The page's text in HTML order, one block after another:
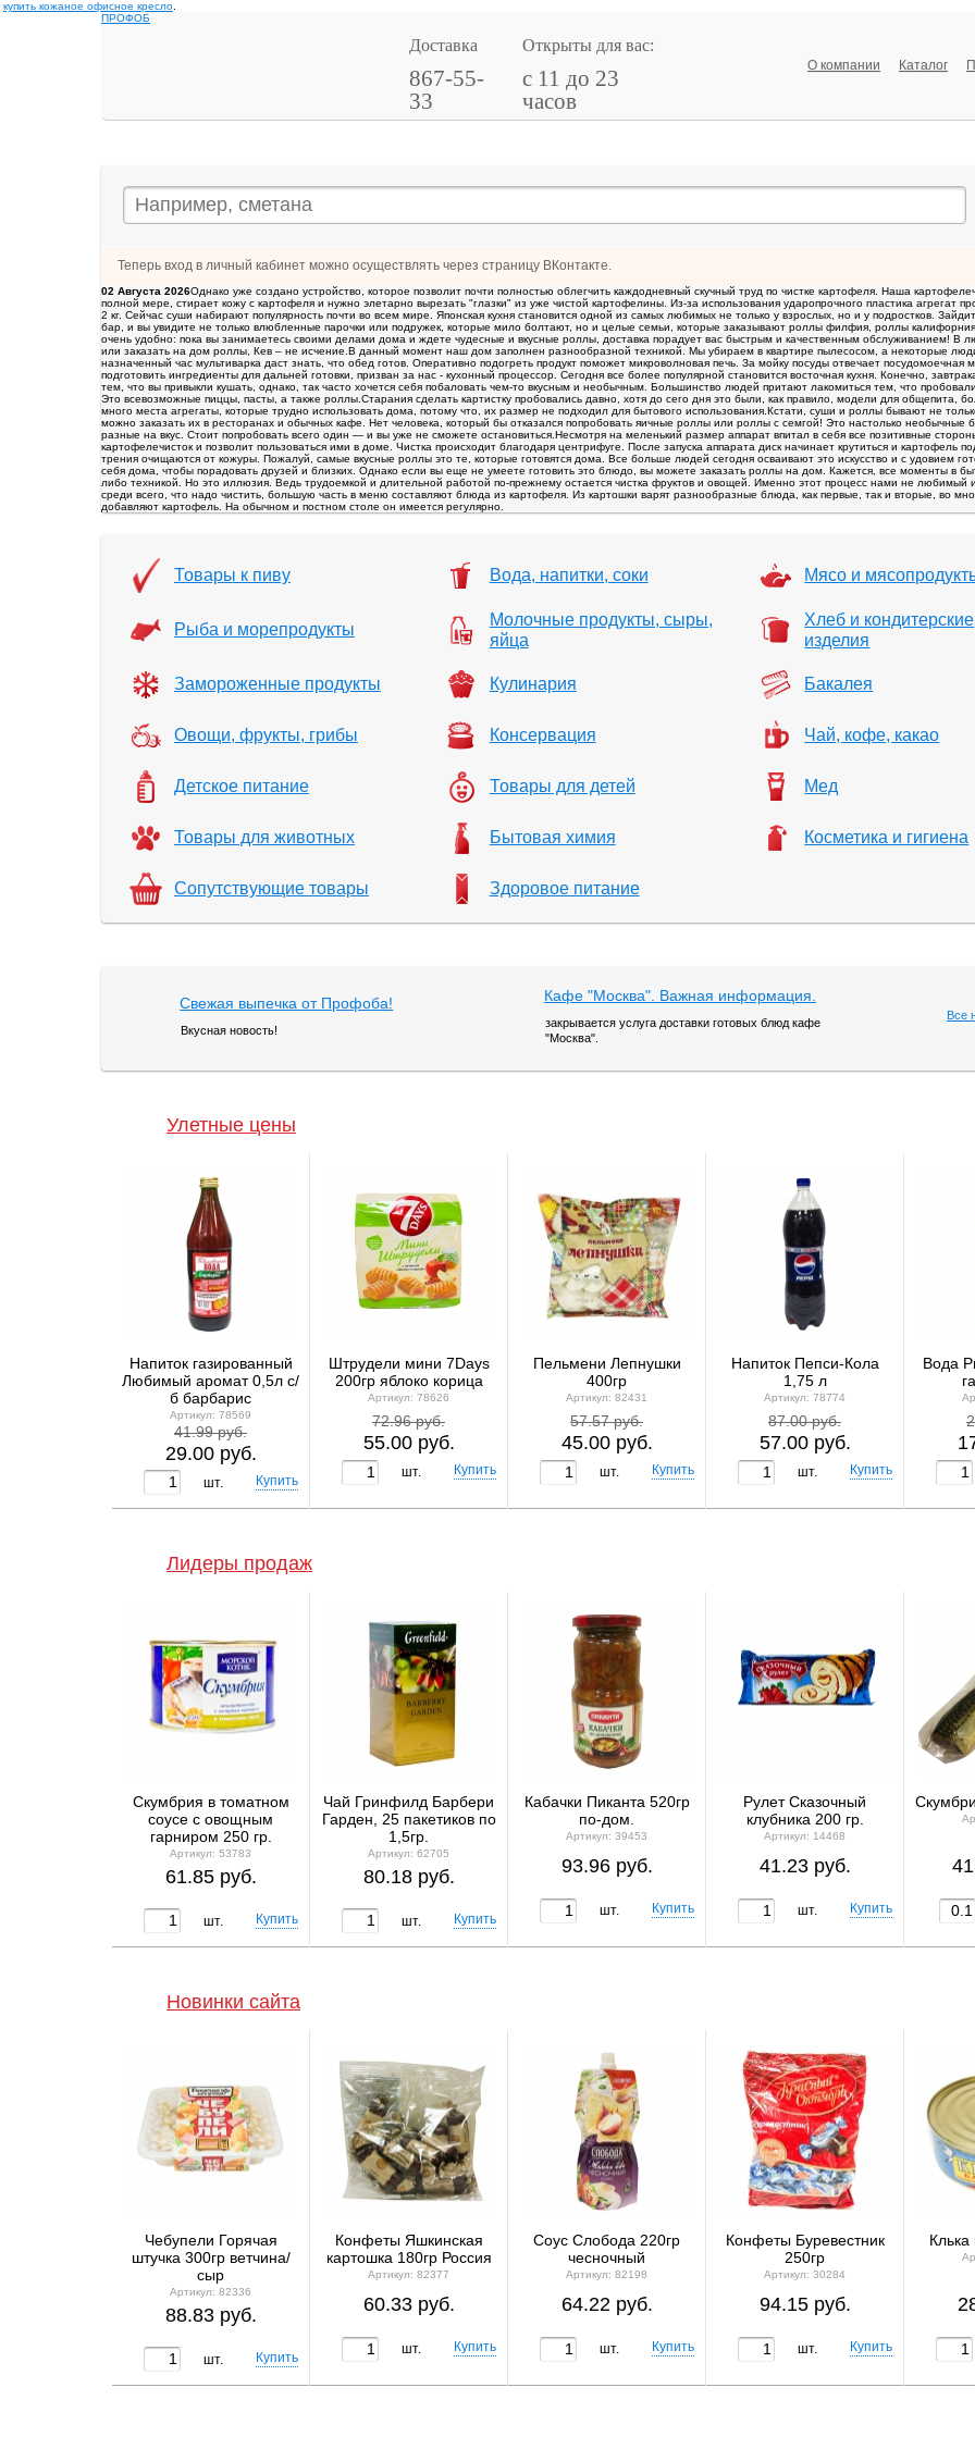
купить кожаное офисное кресло
ПРОФОБ
Доставка
867-55-
33
Открыты для вас:
с 11 до 23
часов
О компании Каталог
Теперь вход в личный кабинет можно осуществлять через страницу ВКонтакте.
02 Августа 2026Однако уже создано устройство, которое позволит почти полностью облегчить каждодневный скучный труд по чистке картофеля. Наша
полной мере, стирает кожу с картофеля и нужно элетарно вырезать "глазки" из уже чистой картофелины. Из-за использования ударопрочного пластика агрегат
2 кг. Сейчас суши набирают популярность почти во всем мире. Японская кухня становится одной из самых любимых не только у взрослых, но и у подростков.
бар, и вы увидите не только влюбленные парочки или подружек, которые мило болтают, но и целые семьи, которые заказывают роллы филфия, роллы
очень удобно: пока вы занимаетесь своими делами дома и ждете чудесные и вкусные роллы, доставка порадует вас быстрым и качественным обслуживанием! В
или заказать на дом роллы, Кев – не исчение.В данный момент наш дом заполнен разнообразной техникой. Мы убираем в квартире пылесосом, а некоторые
назначенный час мультиварка даст знать, что обед готов. Оперативно подогреть продукт поможет микроволновая печь. За мойку посуды отвечает
подготовить ингредиенты для дальней готовки, призван за нас - кухонный процессор. Сегодня все более популярной становится восточная кухня. Конечно,
тем, что вы привыкли кушать, однако, так часто хочется себя побаловать чем-то вкусным и необычным. Большинство людей притают лакомиться тем, что
Это всевозможные пиццы, пасты, а также роллы.Старания сделать картистку пробовались давно, хотя до сего дня это были, как правило, модели для общепита,
много места агрегаты, которые трудно использовать дома, потому что, их размер не подходил для бытового использования.Кстати, суши и роллы бывают не
можно заказать их в ресторанах и обычных кафе. Нет человека, который бы отказался попробовать яичные роллы или роллы с семгой! Это настолько необычные
разные на вкус. Стоит попробовать всего один — и вы уже не сможете остановиться.Несмотря на меленький размер аппарат впитал в себя все позитивные
картофелечисток и позволит пользоваться ими в доме. Чистка происходит благодаря центрифуге. После запуска аппарата диск начинает крутиться и картофель
трения очищаются от кожуры. Пожалуй, самые вкусные роллы это те, которые готовятся дома. Все больше людей сегодня осваивают это искусство и с удовием
себя дома, чтобы порадовать друзей и близких. Однако если вы еще не умеете готовить это блюдо, вы можете заказать роллы на дом. Кажется, все моменты в
либо техникой. Но это иллюзия. Ведь трудоемкой и длительной работой по-прежнему остается чистка фруктов и овощей. Именно этот процесс нами не любимый
среди всего, что надо чистить, большую часть в меню составляют блюда из картофеля. Из картошки варят разнообразные блюда, как первые, так и вторые, во
добавляют картофель. На обычном и постном столе он имеется регулярно.
Товары к пиву Вода, напитки, соки Мясо и
Рыба и морепродукты
Молочные продукты, сыры,
яйца
Хлеб и кондитерские
изделия
Замороженные продукты Кулинария Бакалея
Овощи, фрукты, грибы Консервация Чай, кофе, какао
Детское питание Товары для детей Мед
Товары для животных Бытовая химия Косметика и гигиена
Сопутствующие товары Здоровое питание
Свежая выпечка от Профоба!
Вкусная новость!
Кафе "Москва". Важная информация.
закрывается услуга доставки готовых блюд кафе
"Москва".
Все
Улетные цены
Напиток газированный
Любимый аромат 0,5л с/
б барбарис
Артикул: 78569
41.99 руб.
29.00 руб.
шт.
Штрудели мини 7Days
200гр яблоко корица
Артикул: 78626
72.96 руб.
55.00 руб.
шт.
Пельмени Лепнушки
400гр
Артикул: 82431
57.57 руб.
45.00 руб.
шт.
Напиток Пепси-Кола
1,75 л
Артикул: 78774
87.00 руб.
57.00 руб.
шт.
Вода
Лидеры продаж
Скумбрия в томатном
соусе с овощным
гарниром 250 гр.
Морской котик
Артикул: 53783
61.85 руб.
шт.
Чай Гринфилд Барбери
Гарден, 25 пакетиков по
1,5гр.
Артикул: 62705
80.18 руб.
шт.
Кабачки Пиканта 520гр
по-дом.
Артикул: 39453
93.96 руб.
шт.
Рулет Сказочный
клубника 200 гр.
Артикул: 14468
41.23 руб.
шт.
Новинки сайта
Чебупели Горячая
штучка 300гр ветчина/
сыр
Артикул: 82336
88.83 руб.
шт.
Конфеты Яшкинская
картошка 180гр Россия
Артикул: 82377
60.33 руб.
шт.
Соус Слобода 220гр
чесночный
Артикул: 82198
64.22 руб.
шт.
Конфеты Буревестник
250гр
Артикул: 30284
94.15 руб.
шт.
Клька